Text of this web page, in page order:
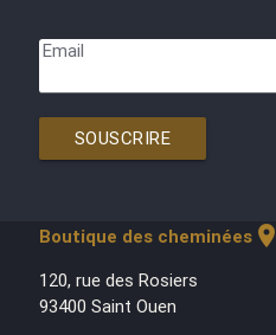
Email
SOUSCRIRE
Boutique des cheminéeslocation_on
120, rue des Rosiers
93400 Saint Ouen